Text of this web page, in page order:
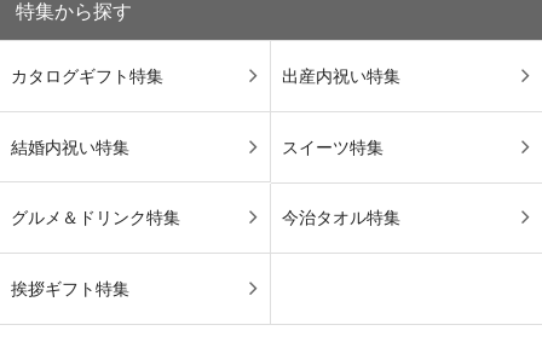
特集から探す
カタログギフト特集 出産内祝い特集
結婚内祝い特集 スイーツ特集
グルメ＆ドリンク特集 今治タオル特集
挨拶ギフト特集